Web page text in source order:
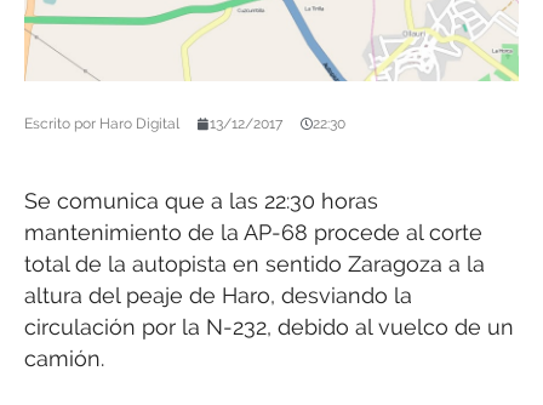
Escrito por Haro Digital 13/12/2017 22:30
Se comunica que a las 22:30 horas
mantenimiento de la AP-68 procede al corte
total de la autopista en sentido Zaragoza a la
altura del peaje de Haro, desviando la
circulación por la N-232, debido al vuelco de un
camión.